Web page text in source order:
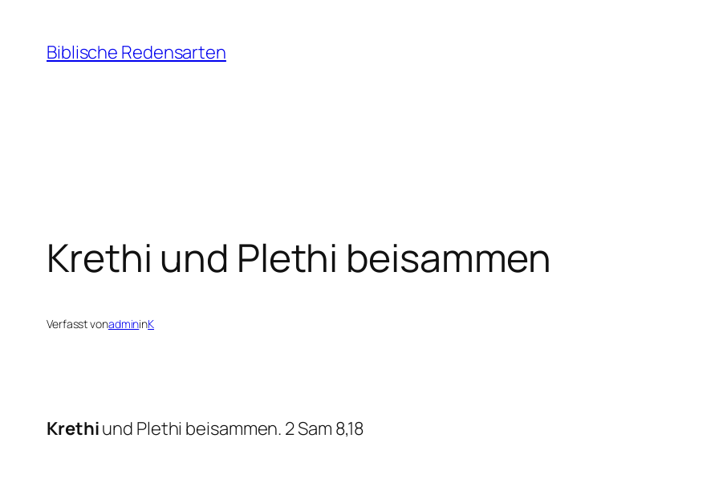
Inhalt
springen
Biblische Redensarten
Krethi und Plethi beisammen
Verfasst vonadmininK
Krethiund Plethi beisammen. 2 Sam 8,18